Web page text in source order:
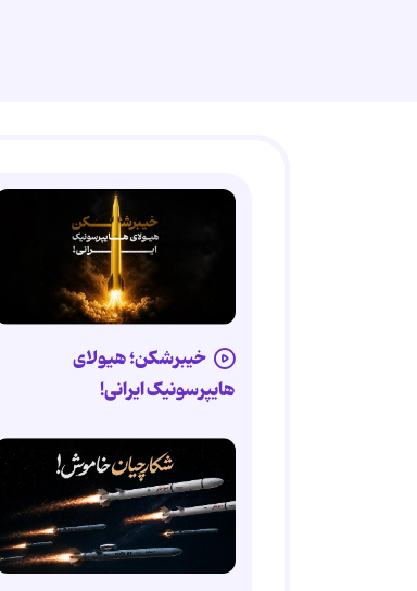
خیبرشکن؛ هیولای
هایپرسونیک ایرانی!